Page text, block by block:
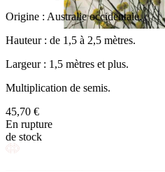
Origine : Australie occidentale.
Hauteur : de 1,5 à 2,5 mètres.
Largeur : 1,5 mètres et plus.
Multiplication de semis.
45,70 €
En rupture
de stock